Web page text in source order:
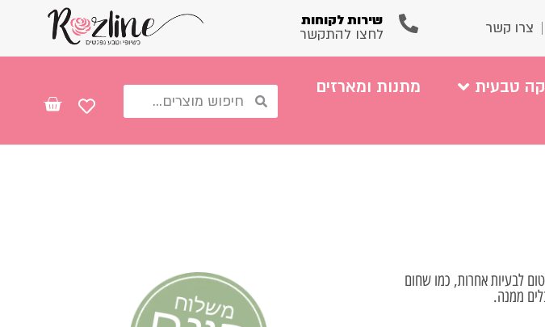
צרו קשר שירות לקוחות
לחצו להתקשר
טבעית
מתנות ומארזים
לבעיות אחרות, כמו שחום
ממנה.